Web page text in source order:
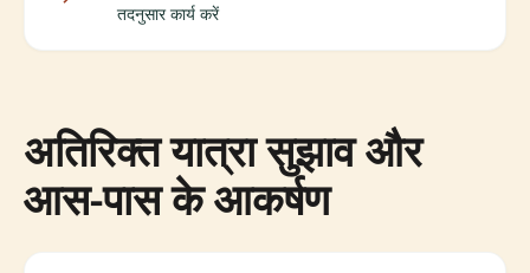
तदनुसार कार्य करें
अतिरिक्त यात्रा सुझाव और
आस-पास के आकर्षण